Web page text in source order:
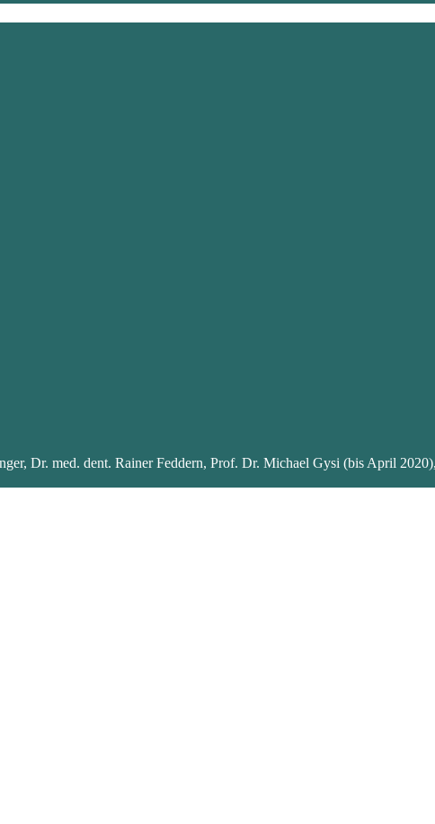
Dr. med. dent. Rainer Feddern, Prof. Dr. Michael Gysi (bis April